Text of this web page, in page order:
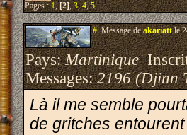
Pages :1,[2],3,4,5
#.Message deakariattle
Pays:Martinique
Messages:2196 (Djinn
Là il me semble
de gritches